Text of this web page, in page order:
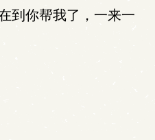
到你帮我了，一来一